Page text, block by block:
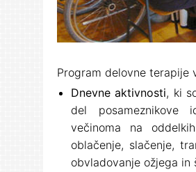
Program delovne terapije
Dnevne aktivnosti, ki
del posameznikove
večinoma na
oblačenje, slačenje,
obvladovanje ožjega in